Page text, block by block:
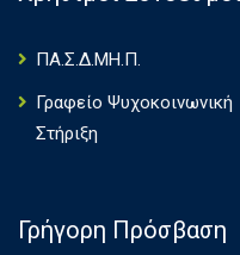
ΠΑ.Σ.Δ.ΜΗ.Π.
Γραφείο Ψυχοκοινωνική
Στήριξη
Γρήγορη Πρόσβαση